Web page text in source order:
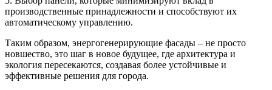
производственные принадлежности и способствуют их
автоматическому управлению.
Таким образом, энергогенерирующие фасады – не просто
новшество, это шаг в новое будущее, где архитектура и
экология пересекаются, создавая более устойчивые и
эффективные решения для города.